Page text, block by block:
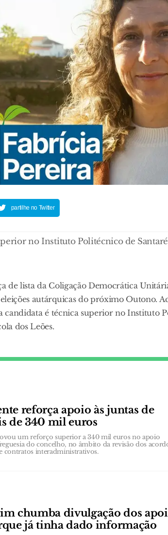
partilhe no Twitter
no Instituto Politécnico de
de lista da Coligação Democrática
autárquicas do próximo Outono.
candidata é técnica superior no Instituto
dos Leões.
reforça apoio às juntas de
de 340 mil euros
um reforço superior a 340 mil euros no apoio
do concelho, no âmbito da revisão dos
contratos interadministrativos.
chumba divulgação dos
já tinha dado informação